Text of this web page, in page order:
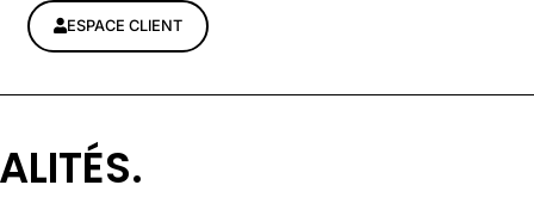
ESPACE CLIENT